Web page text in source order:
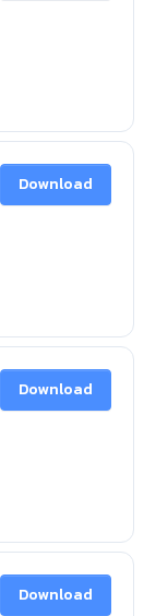
Download
Download
Download